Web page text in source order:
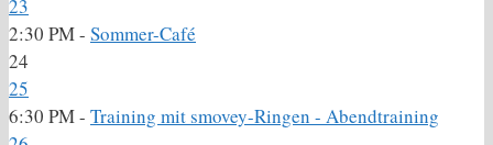
23
2:30 PM - Sommer-Café
24
25
6:30 PM - Training mit smovey-Ringen - Abendtraining